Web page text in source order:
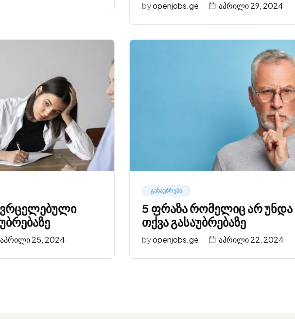
byopenjobs.ge აპრილი 29, 2024
აპრილი 25, 2024
გასაუბრება
5 ფრაზა რომელიც არ უნდა
თქვა გასაუბრებაზე
byopenjobs.ge აპრილი 22, 2024